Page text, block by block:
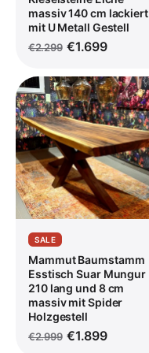
massiv 140 cm lackiert
mit U Metall Gestell
€2.299 €1.699
SALE
Mammut Baumstamm
Esstisch Suar Mungur
210 lang und 8 cm
massiv mit Spider
Holzgestell
€2.999 €1.899